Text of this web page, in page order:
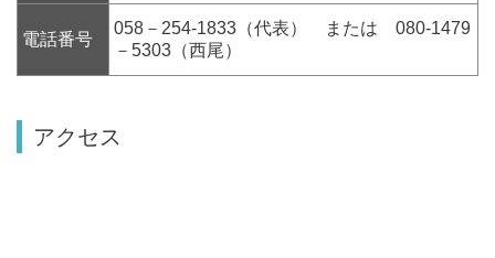
電話番号
058－254-1833（代表） または 080-1479
－5303（西尾）
アクセス